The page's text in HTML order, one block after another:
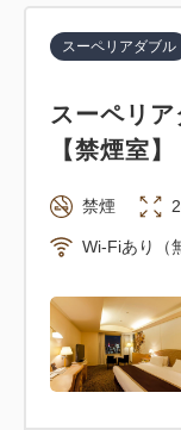
スーペリアダブル
スーペリア
【禁煙室】
禁煙
Wi-Fiあり（